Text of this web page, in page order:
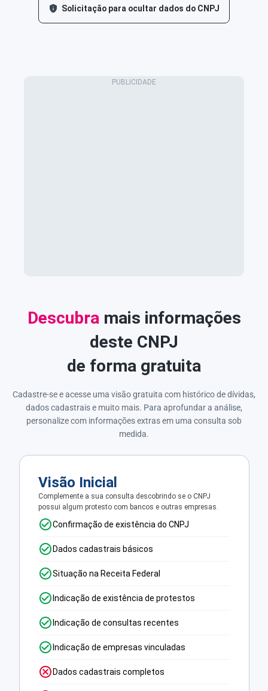
Solicitação para ocultar dados do CNPJ
Descubra mais informações
deste CNPJ
de forma gratuita
Cadastre-se e acesse uma visão gratuita com histórico de dívidas,
dados cadastrais e muito mais. Para aprofundar a análise,
personalize com informações extras em uma consulta sob
medida.
Visão Inicial
Complemente a sua consulta descobrindo se o CNPJ
possui algum protesto com bancos e outras empresas.
Confirmação de existência do CNPJ
Dados cadastrais básicos
Situação na Receita Federal
Indicação de existência de protestos
Indicação de consultas recentes
Indicação de empresas vinculadas
Dados cadastrais completos